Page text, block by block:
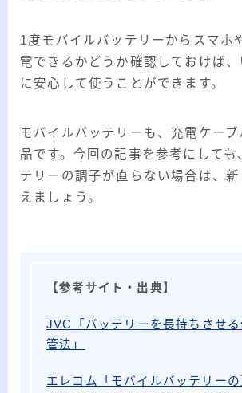
1度モバイルバッテリーからスマホ
電できるかどうか確認しておけば
に安心して使うことができます。
モバイルバッテリーも、充電ケー
品です。今回の記事を参考にしても
テリーの調子が直らない場合は、
えましょう。
【参考サイト・出典】
JVC「バッテリーを長持ちさせ
管法」
エレコム「モバイルバッテリー